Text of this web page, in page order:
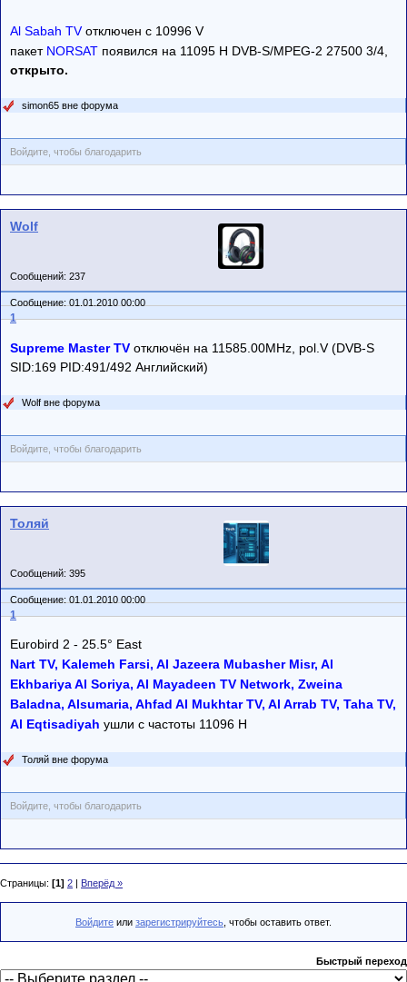
Al Sabah TVотключен с 10996 V
пакет NORSAT появился на 11095 H DVB-S/MPEG-2 27500 3/4,
открыто.
simon65 вне форума
Войдите, чтобы благодарить
Wolf
Сообщений: 237
Сообщение: 01.01.2010 00:00
1
Supreme Master TV отключён на 11585.00MHz, pol.V (DVB-S
SID:169 PID:491/492 Английский)
Wolf вне форума
Войдите, чтобы благодарить
Толяй
Сообщений: 395
Сообщение: 01.01.2010 00:00
1
Eurobird 2 - 25.5° East
Nart TV, Kalemeh Farsi, Al Jazeera Mubasher Misr, Al
Ekhbariya Al Soriya, Al Mayadeen TV Network, Zweina
Baladna, Alsumaria, Ahfad Al Mukhtar TV, Al Arrab TV, Taha TV,
Al Eqtisadiyah ушли с частоты 11096 H
Толяй вне форума
Войдите, чтобы благодарить
Страницы: [1] 2 | Вперёд »
Войдите или зарегистрируйтесь , чтобы оставить ответ.
Быстрый переход